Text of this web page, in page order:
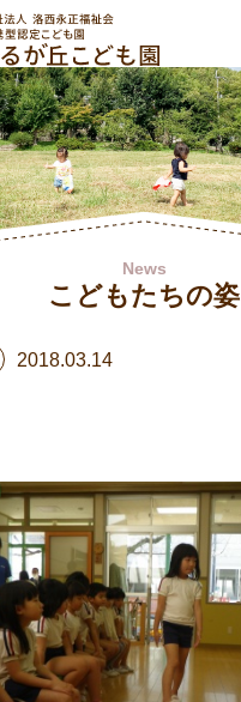
News
こどもたちの姿
2018.03.14